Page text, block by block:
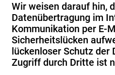
Wir weisen darauf hin,
Datenübertragung im
Kommunikation per E-
Sicherheitslücken
lückenloser Schutz der
Zugriff durch Dritte ist